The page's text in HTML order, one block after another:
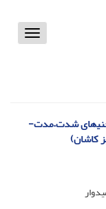
Toggle
بررسی تأثیر تغییرات اقلیمی بر دما، بارندگی و منحنی‏‏‏‏‏‏‎های شدت–مدت-
کاشان)